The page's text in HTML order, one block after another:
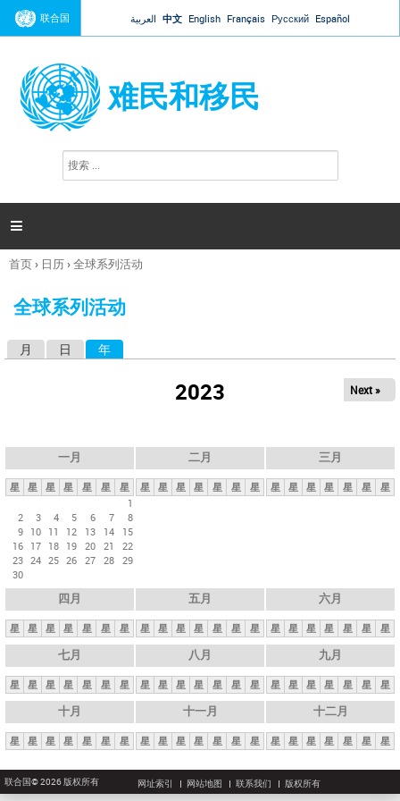
Jump to navigation
联合国 العربية 中文 English Français Русский Español
难民和移民
搜
索

你
这
首页› 日历›全球系列活动
全球系列活动
月 日 年
2023 Next »
一月
星 星 星 星 星 星
星
1
2
3 4 5 6 7
8
9 10 11 12 13 14
15
16 17 18 19 20 21
22
23 24 25 26 27 28 29
30
二月
星 星 星 星 星 星 星
三月
星 星 星 星 星 星 星
四月
星 星 星 星 星 星 星
五月
星 星 星 星 星 星 星
六月
星 星 星 星 星 星 星
七月
星 星 星 星 星 星 星
八月
星 星 星 星 星 星 星
九月
星 星 星 星 星 星 星
十月
星 星 星 星 星 星 星
十一月
星 星 星 星 星 星 星
十二月
星 星 星 星 星 星 星
联合国© 2026 版权所有 网址索引 网站地图 联系我们 版权所有